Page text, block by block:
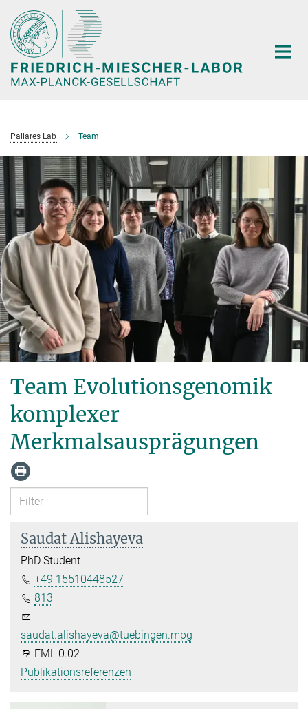
Hauptinhalt
Pallares Lab Team
Team Evolutionsgenomik
komplexer
Merkmalsausprägungen
Saudat Alishayeva
PhD Student
+49 15510448527
813
saudat.alishayeva@tuebingen.mpg.de
FML 0.02
Publikationsreferenzen